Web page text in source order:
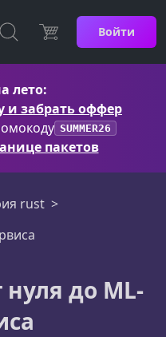
Войти
лето:
и забрать оффер
SUMMER26
пакетов
rust
нуля до ML-